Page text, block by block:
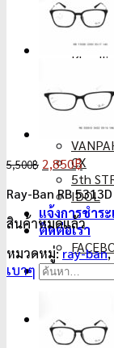
Oakley
Gucci
Versace
Kkeullie
Pual
CX
5th
IDOL
แจ้งการชำระ
ติดต่อเรา
ค้นหา:
ค้นหา:
5,500฿ Original
price
was:
5,500฿.
2,850฿Current
price
is:
Ray-Ban RB
สินค้าหมดแล้ว
หมวดหมู่:ray-ban,
เบาๆ